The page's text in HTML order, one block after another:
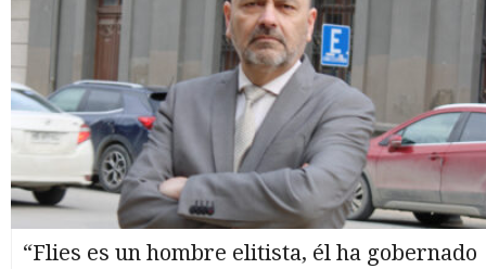
“Flies es un hombre elitista, él ha gobernado